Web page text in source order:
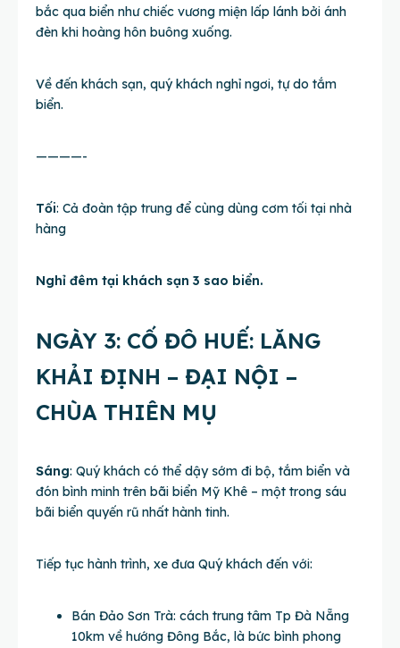
bắc qua biển như chiếc vương miện lấp lánh bởi ánh
đèn khi hoàng hôn buông xuống.
Về đến khách sạn, quý khách nghỉ ngơi, tự do tắm
biển.
————-
Tối: Cả đoàn tập trung để cùng dùng cơm tối tại nhà
hàng
Nghỉ đêm tại khách sạn 3 sao biển.
NGÀY 3: CỐ ĐÔ HUẾ: LĂNG
KHẢI ĐỊNH – ĐẠI NỘI –
CHÙA THIÊN MỤ
Sáng: Quý khách có thể dậy sớm đi bộ, tắm biển và
đón bình minh trên bãi biển Mỹ Khê – một trong sáu
bãi biển quyến rũ nhất hành tinh.
Tiếp tục hành trình, xe đưa Quý khách đến với:
Bán Đảo Sơn Trà: cách trung tâm Tp Đà Nẵng
10km về hướng Đông Bắc, là bức bình phong